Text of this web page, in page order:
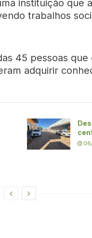
instituição que
trabalhos
45 pessoas que
adquirir